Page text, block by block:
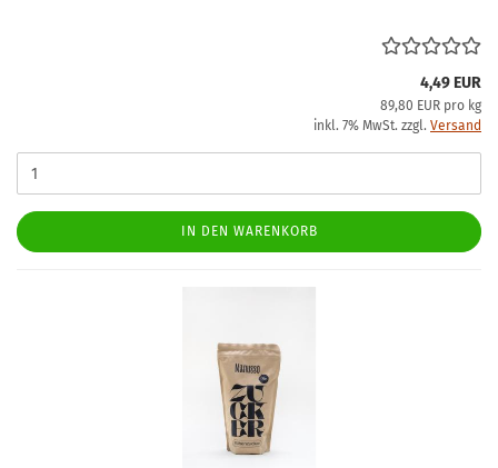
4,49 EUR
89,80 EUR pro kg
inkl. 7% MwSt. zzgl. Versand
IN DEN WARENKORB